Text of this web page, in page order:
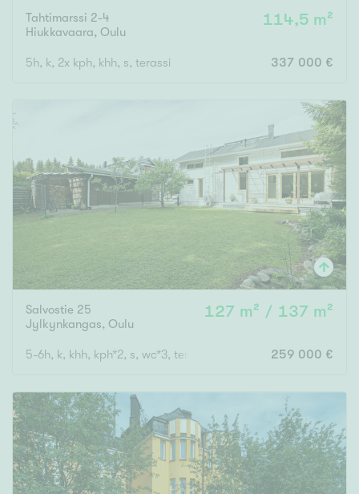
Tahtimarssi 2-4
Hiukkavaara, Oulu
114,5 m²
5h, k, 2x kph, khh, s, terassi 337 000 €
Salvostie 25
Jylkynkangas, Oulu
127 m² / 137 m²
5-6h, k, khh, kph*2, s, wc*3, terassi, parveke, ak259 000 €